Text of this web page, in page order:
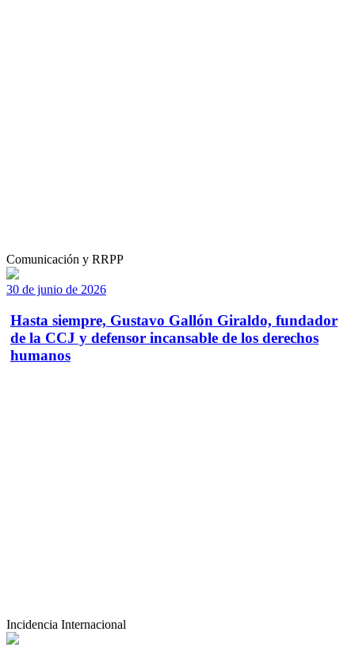
Comunicación y RRPP
30 de junio de 2026
Hasta siempre, Gustavo Gallón Giraldo, fundador
de la CCJ y defensor incansable de los derechos
humanos
Incidencia Internacional